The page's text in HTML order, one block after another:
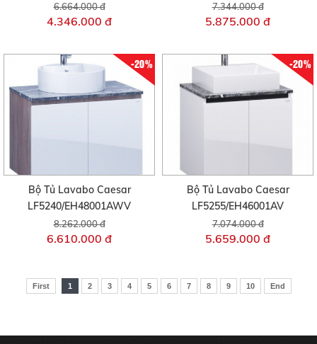
6.664.000 đ
4.346.000 đ
7.344.000 đ
5.875.000 đ
-20%
Bộ Tủ Lavabo Caesar
LF5240/EH48001AWV
8.262.000 đ
6.610.000 đ
-20%
Bộ Tủ Lavabo Caesar
LF5255/EH46001AV
7.074.000 đ
5.659.000 đ
First 1 2 3 4 5 6 7 8 9 10 End